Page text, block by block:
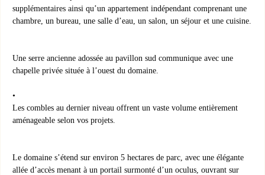
supplémentaires ainsi qu’un appartement indépendant comprenant une
chambre, un bureau, une salle d’eau, un salon, un séjour et une cuisine.
Une serre ancienne adossée au pavillon sud communique avec une
chapelle privée située à l’ouest du domaine.
Les combles au dernier niveau offrent un vaste volume entièrement
aménageable selon vos projets.
Le domaine s’étend sur environ 5 hectares de parc, avec une élégante
allée d’accès menant à un portail surmonté d’un oculus, ouvrant sur